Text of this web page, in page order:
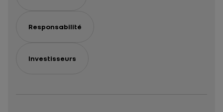
Responsabilité
Investisseurs